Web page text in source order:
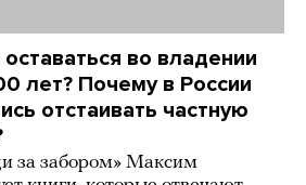
во владении
лет? Почему в России
отстаивать частную
за забором» Максим